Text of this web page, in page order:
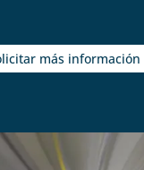
más información